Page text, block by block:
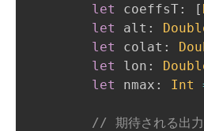
let
coeffsT: [
let
alt :
let
colat :
let
lon :
let
nmax : Int
// 期待される出